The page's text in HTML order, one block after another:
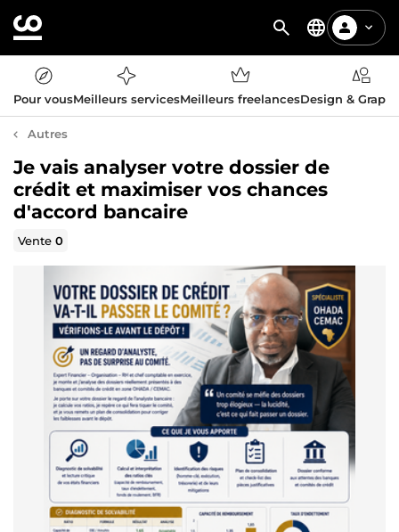
Pour vousMeilleurs servicesMeilleurs freelancesDesign &
Autres
Je vais analyser votre dossier de
crédit et maximiser vos chances
d'accord bancaire
Vente0